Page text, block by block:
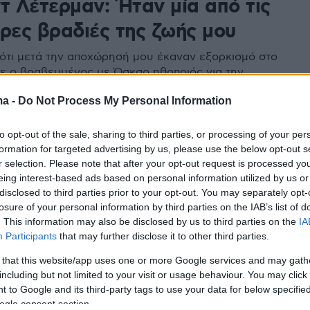
- Do Not Process My Personal Information
opt-out of the sale, sharing to third parties, or processing of your
for targeted advertising by us, please use the below opt-out
selection. Please note that after your opt-out request is processed
interest-based ads based on personal information utilized by us
to third parties prior to your opt-out. You may separately
of your personal information by third parties on the IAB’s list of
This information may also be disclosed by us to third parties on the
Participants that may further disclose it to other third parties.
that this website/app uses one or more Google services and may
but not limited to your visit or usage behaviour. You may
to Google and its third-party tags to use your data for below
consent section.
Λέτερμαν: Ήταν μία από τις
βραδιές της ζωής μου
μετά την αποχώρησή μου έκαναν εξορκισμό στο
ο βραβευμένος με Όσκαρ ηθοποιός για την
το επίσημο τρέιλερ της
«Eddington» με τους Χοακίν
και Πέδρο Πασκάλ
Άρι Άστερ θα κάνει πρεμιέρα τον Ιούλιο
Πασκάλ «έσωσε» τον Χοακίν